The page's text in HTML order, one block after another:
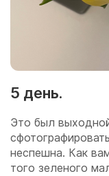
5 день.
Это был
неспешна. Как
того зеленого